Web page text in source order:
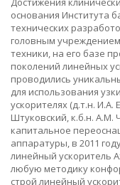
основания Института
технических
головным
техники, на его базе
поколений линейных
проводились
для использования
ускорителях (д.т.н.
Штуковский, к.б.н. А.М.
капитальное
аппаратуры, в 2011
линейный ускоритель
любую методику
строй линейный